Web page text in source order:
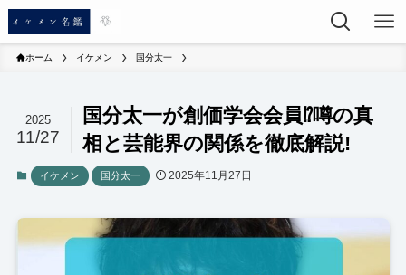
ホーム イケメン 国分太一
国分太一が創価学会会員⁉︎噂の真
相と芸能界の関係を徹底解説!
2025
11/27
イケメン 国分太一 2025年11月27日